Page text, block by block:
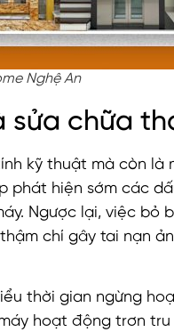
Nghệ An
sửa chữa
kỹ thuật mà còn là
phát hiện sớm các
Ngược lại, việc bỏ
chí gây tai nạn
thời gian ngừng
hoạt động trơn